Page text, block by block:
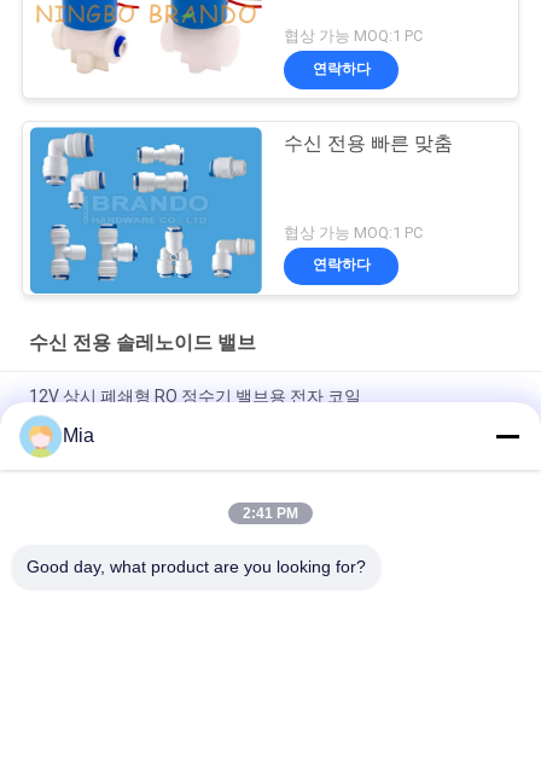
협상 가능 MOQ:1 PC
연락하다
수신 전용 빠른 맞춤
협상 가능 MOQ:1 PC
연락하다
수신 전용 솔레노이드 밸브
12V 상시 폐쇄형 RO 정수기 밸브용 전자 코일
EVI 3P/16 AMISCO 유형 유압 솔레노이드 코일 220VAC 110VAC
24VDC 12VDC 26W
정제수 역삼투 6.35 밀리미터는 플라스틱 수신 전용 솔레노이드
Mia
2:41 PM
Good day, what product are you looking for?